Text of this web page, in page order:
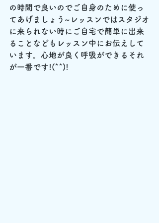
の時間で良いのでご自身のために使っ
てあげましょう~レッスンではスタジオ
に来られない時にご自宅で簡単に出来
ることなどもレッスン中にお伝えして
います。心地が良く呼吸ができるそれ
が一番です!(^^)!